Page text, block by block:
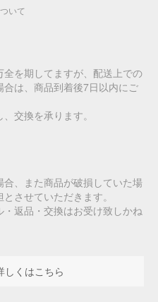
いて
を期してますが、配送上での
は、商品到着後7日以内にご
交換を承ります。
、また商品が破損していた場
させていただきます。
返品・交換はお受け致しかね
しくはこちら